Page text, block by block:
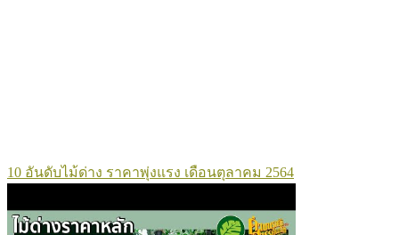
10 อันดับไม้ด่าง ราคาพุ่งแรง เดือนตุลาคม 2564